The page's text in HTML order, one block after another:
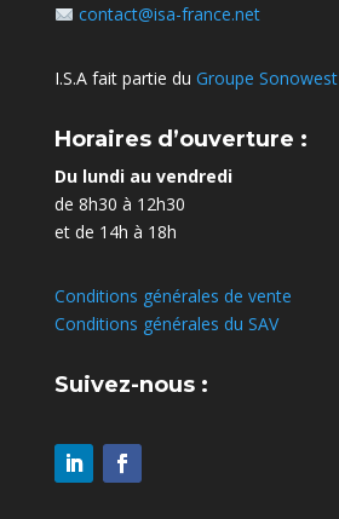
contact@isa-france.net
I.S.A fait partie du Groupe Sonowest
Horaires d’ouverture :
Du lundi au vendredi
de 8h30 à 12h30
et de 14h à 18h
Conditions générales de vente
Conditions générales du SAV
Suivez-nous :